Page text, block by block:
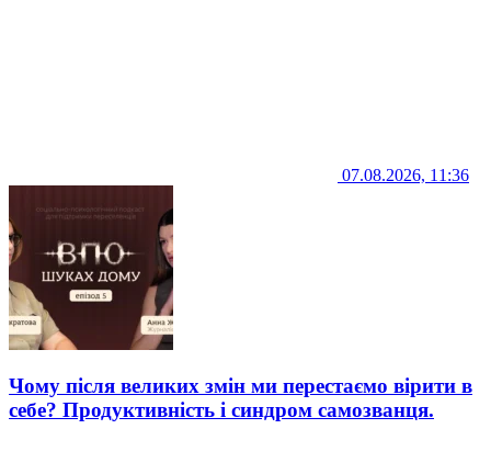
07.08.2026, 11:36
Чому після великих змін ми перестаємо вірити в
себе? Продуктивність і синдром самозванця.